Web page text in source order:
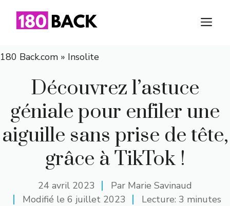
180 Back.com » Insolite
Découvrez l’astuce
géniale pour enfiler une
aiguille sans prise de tête,
grâce à TikTok !
24 avril 2023 Par Marie Savinaud
Modifié le 6 juillet 2023 Lecture: 3 minutes